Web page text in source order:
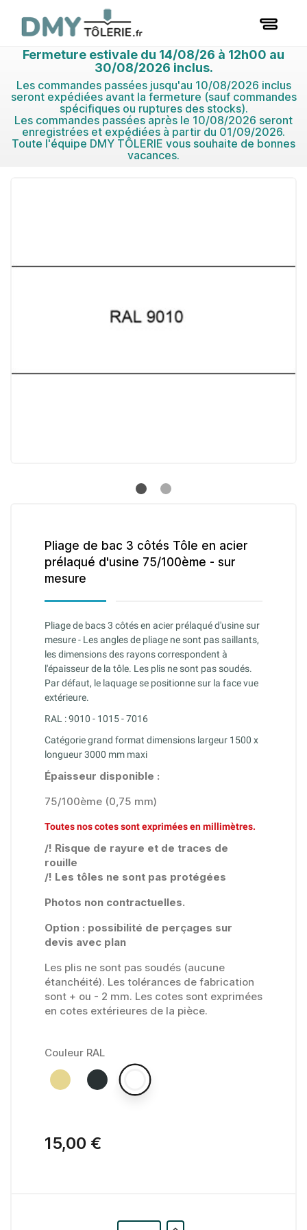
Fermeture estivale du 14/08/26 à 12h00 au
30/08/2026 inclus.
Les commandes passées jusqu'au 10/08/2026 inclus
seront expédiées avant la fermeture (sauf commandes
spécifiques ou ruptures des stocks).
Les commandes passées après le 10/08/2026 seront
enregistrées et expédiées à partir du 01/09/2026.
Toute l'équipe DMY TÔLERIE vous souhaite de bonnes
vacances.
Pliage de bac 3 côtés Tôle en acier
prélaqué d'usine 75/100ème - sur
mesure
Pliage de bacs 3 côtés en acier prélaqué d'usine sur
mesure - Les angles de pliage ne sont pas saillants,
les dimensions des rayons correspondent à
l'épaisseur de la tôle. Les plis ne sont pas soudés.
Par défaut, le laquage se positionne sur la face vue
extérieure.
RAL : 9010 - 1015 - 7016
Catégorie grand format dimensions largeur 1500 x
longueur 3000 mm maxi
Épaisseur disponible :
75/100ème (0,75 mm)
Toutes nos cotes sont exprimées en millimètres.
/! Risque de rayure et de traces de
rouille
/! Les tôles ne sont pas protégées
Photos non contractuelles.
Option : possibilité de perçages sur
devis avec plan
Les plis ne sont pas soudés (aucune
étanchéité). Les tolérances de fabrication
sont + ou - 2 mm. Les cotes sont exprimées
en cotes extérieures de la pièce.
Couleur RAL
15,00 €